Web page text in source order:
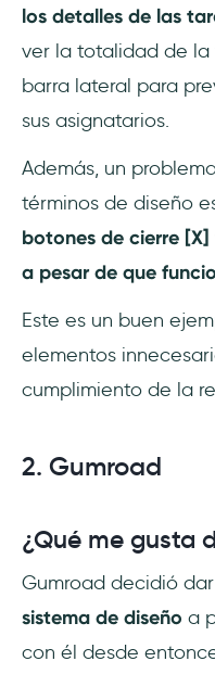
los detalles de las
ver la totalidad de la
barra lateral para
sus asignatarios.
Además, un
términos de diseño
botones de cierre
a pesar de que
Este es un buen
elementos
cumplimiento de la
2. Gumroad
¿Qué me gusta
Gumroad decidió
sistema de diseño a
con él desde